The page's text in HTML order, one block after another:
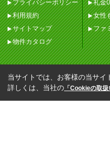
プライバシーポリシー
利用規約
サイトマップ
物件カタログ
礼金
女性
ファ
当サイトでは、お客様の当サ
詳しくは、当社の 「Cookieの取扱